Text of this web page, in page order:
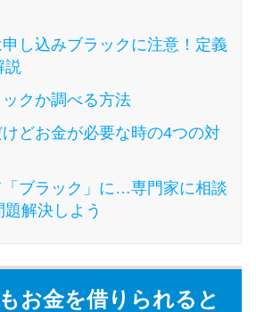
類・特徴別一覧
月の家賃払えない…2ヵ月目に
法3つ
し込みブラックに注意！定義
説
クか調べる方法
どお金が必要な時の4つの対
ブラック」に…専門家に相談
題解決しよう
お金を借りられると